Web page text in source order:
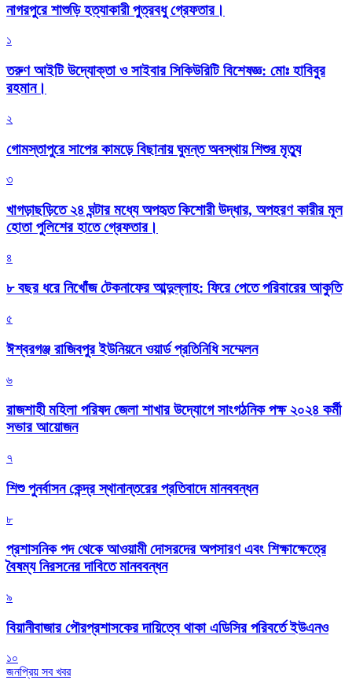
নাগরপুরে শাশুড়ি হত্যাকারী পুত্রবধু গ্রেফতার।
১
তরুণ আইটি উদ্যোক্তা ও সাইবার সিকিউরিটি বিশেষজ্ঞ: মোঃ হাবিবুর
রহমান।
২
গোমস্তাপুরে সাপের কামড়ে বিছানায় ঘুমন্ত অবস্থায় শিশুর মৃত্যু
৩
খাগড়াছড়িতে ২৪ ঘন্টার মধ্যে অপহৃত কিশোরী উদ্ধার, অপহরণ কারীর মূল
হোতা পুলিশের হাতে গ্রেফতার।
৪
৮ বছর ধরে নিখোঁজ টেকনাফের আব্দুল্লাহ: ফিরে পেতে পরিবারের আকুতি
৫
ঈশ্বরগঞ্জ রাজিবপুর ইউনিয়নে ওয়ার্ড প্রতিনিধি সম্মেলন
৬
রাজশাহী মহিলা পরিষদ জেলা শাখার উদ্যোগে সাংগঠনিক পক্ষ ২০২৪ কর্মী
সভার আয়োজন
৭
শিশু পুনর্বাসন কেন্দ্র স্থানান্তরের প্রতিবাদে মানববন্ধন
৮
প্রশাসনিক পদ থেকে আওয়ামী দোসরদের অপসারণ এবং শিক্ষাক্ষেত্রে
বৈষম্য নিরসনের দাবিতে মানববন্ধন
৯
বিয়ানীবাজার পৌরপ্রশাসকের দায়িত্বে থাকা এডিসির পরিবর্তে ইউএনও
১০
জনপ্রিয় সব খবর